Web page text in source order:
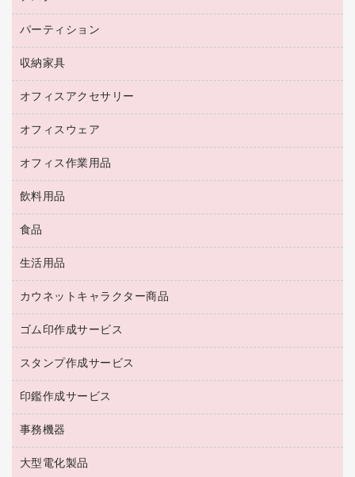
その他コピー用紙・プリンタ用紙
コピー用紙
ネットワーク／ＬＡＮ機器
ネットワーク／ＬＡＮアクセサリー
セキュリティ用品
ＵＳＢハブ／ＵＳＢアクセサリー
ＯＡフィルター
ＯＡクリーナー／エアダスター
ＨＤＤ／ＳＳＤ
ディスプレイモニター
デジタルカメラ
スキャナー
コピー機
ＣＤ－Ｒ
メディア収納用品
オフィスチェア
ミーティングテーブル
デスク
カウンター
パーティション
ホワイトボード・黒板
収納家具
保管庫・書庫
ロッカー・下駄箱
その他収納
オフィスアクセサリー
オフィスアクセサリー
オフィスウェア
医療・介護・ワーキングウェア
ブラウス・シャツ
アウター
オフィス作業用品
養生用品
防災用品
防災用備蓄食品・飲料
台車・脚立
倉庫収納用品
作業用雑貨
梱包用品
梱包用テープ
園芸用品
飲料用品
緑茶飲料
茶葉・インスタント
紅茶・バラエティ飲料
レギュラーコーヒー
ミルク・シュガー
ソフトドリンク
コーヒーメーカー・備品
インスタントコーヒー
食品
食品
菓子
生活用品
浴室用品
台所用洗剤
掃除用品
掃除用洗剤
洗濯用品
消臭・芳香剤
殺虫剤
カウネットキャラクター商品
カウネットキャラクター商品
ゴム印作成サービス
ゴム印作成サービス
ゴム印（一行印）作成サービス
ゴム印（フリーサイズ印）作成サービス
スタンプ作成サービス
シヤチハタスタンプ作成サービス
カウネットスタンプ作成サービス
印鑑作成サービス
印鑑作成サービス
事務機器
大型シュレッダー（共配）
大型電化製品